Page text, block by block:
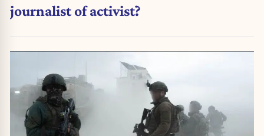
journalist of activist?